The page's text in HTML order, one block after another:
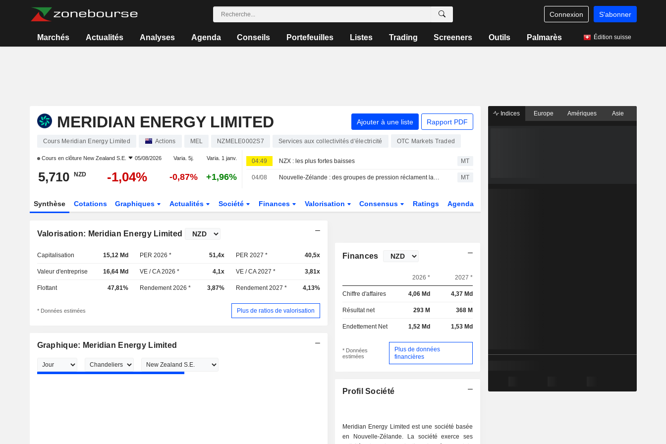
Connexion S'abonner
Marchés Actualités Analyses Agenda Conseils Portefeuilles Listes Trading Screeners Outils Palmarès Édition suisse
MERIDIAN ENERGY LIMITED Ajouter à une liste Rapport PDF
Cours Meridian Energy Limited Actions MEL NZMELE0002S7 Services aux collectivités d'électricité OTC Markets Traded
Cours en clôture New Zealand S.E. 05/08/2026 Varia. 5j. Varia. 1 janv.
5,710 NZD -1,04% -0,87% +1,96%
04:49 NZX : les plus fortes baisses MT
04/08 Nouvelle-Zélande : des groupes de pression réclament la scission des activités de production et de vente au détail des " gentailers » MT
Synthèse Cotations Graphiques Actualités Société Finances Valorisation Consensus Ratings Agenda
Valorisation: Meridian Energy Limited
Capitalisation 15,12 Md PER 2026 * 51,4x PER 2027 * 40,5x
Valeur d'entreprise 16,64 Md VE / CA 2026 * 4,1x VE / CA 2027 * 3,81x
Flottant 47,81% Rendement 2026 * 3,87% Rendement 2027 * 4,13%
* Données estimées Plus de ratios de valorisation
Graphique: Meridian Energy Limited
Finances
2026 * 2027 *
Chiffre d'affaires 4,06 Md 4,37 Md
Résultat net 293 M 368 M
Endettement Net 1,52 Md 1,53 Md
* Données
estimées
Plus de données
financières
Profil Société
Meridian Energy Limited est une société basée
en Nouvelle-Zélande. La société exerce ses
Indices Europe Amériques Asie